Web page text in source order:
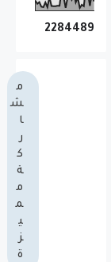
2284489
م
ش
ا
ر
ك
ة
م
م
ي
ز
ة